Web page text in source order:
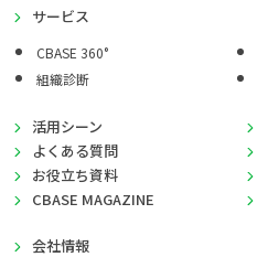
サービス
CBASE 360°
組織診断
活用シーン
よくある質問
お役立ち資料
CBASE MAGAZINE
会社情報